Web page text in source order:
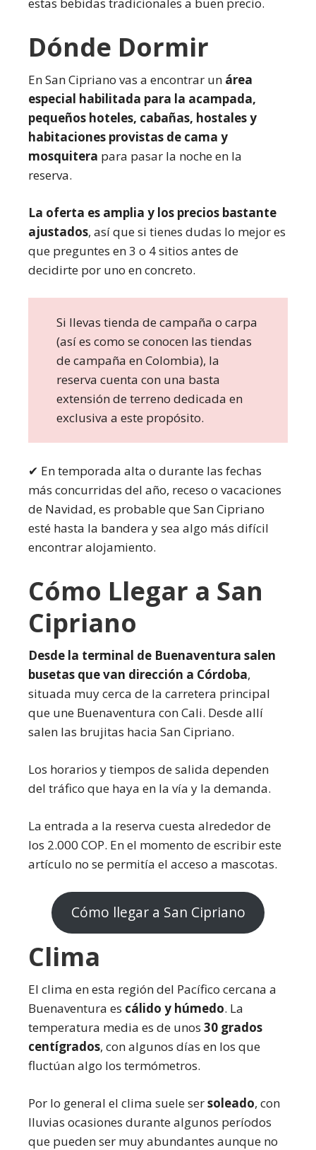
Dónde Dormir
En San Cipriano vas a encontrar un área
especial habilitada para la acampada,
pequeños hoteles, cabañas, hostales y
habitaciones provistas de cama y
mosquitera para pasar la noche en la
reserva.
La oferta es amplia y los precios bastante
ajustados, así que si tienes dudas lo mejor es
que preguntes en 3 o 4 sitios antes de
decidirte por uno en concreto.
Si llevas tienda de campaña o carpa
(así es como se conocen las tiendas
de campaña en Colombia), la
reserva cuenta con una basta
extensión de terreno dedicada en
exclusiva a este propósito.
✔ En temporada alta o durante las fechas
más concurridas del año, receso o vacaciones
de Navidad, es probable que San Cipriano
esté hasta la bandera y sea algo más difícil
encontrar alojamiento.
Cómo Llegar a San
Cipriano
Desde la terminal de Buenaventura salen
busetas que van dirección a Córdoba,
situada muy cerca de la carretera principal
que une Buenaventura con Cali. Desde allí
salen las brujitas hacia San Cipriano.
Los horarios y tiempos de salida dependen
del tráfico que haya en la vía y la demanda.
La entrada a la reserva cuesta alrededor de
los 2.000 COP. En el momento de escribir este
artículo no se permitía el acceso a mascotas.
Cómo llegar a San Cipriano
Clima
El clima en esta región del Pacífico cercana a
Buenaventura es cálido y húmedo. La
temperatura media es de unos 30 grados
centígrados, con algunos días en los que
fluctúan algo los termómetros.
Por lo general el clima suele sersoleado, con
lluvias ocasiones durante algunos períodos
que pueden ser muy abundantes aunque no